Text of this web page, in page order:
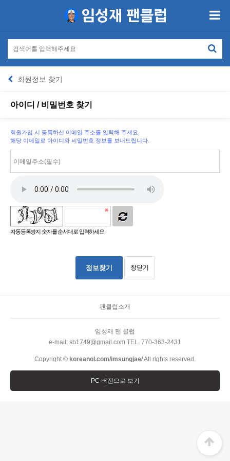
회원정보 찾기
아이디 / 비밀번호 찾기
회원가입 시 등록하신 이메일 주소를 입력해 주세요.
해당 이메일로 아이디와 비밀번호 정보를 보내드립니다.
자동등록방지 숫자를 순서대로 입력하세요.
정보찾기 창닫기
팬클럽소개
임성재 팬 클럽
e-mail: sb1749@gmail.com TEL. 770-363-2431
Copyright © koreanol.com/imsungjae/All rights reserved.
PC 버전으로 보기